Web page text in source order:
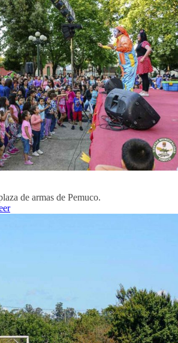
de armas de Pemuco.